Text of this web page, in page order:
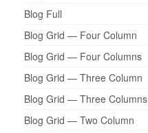
Blog Full
Blog Grid — Four Column
Blog Grid — Four Columns
Blog Grid — Three Column
Blog Grid — Three Columns
Blog Grid — Two Column